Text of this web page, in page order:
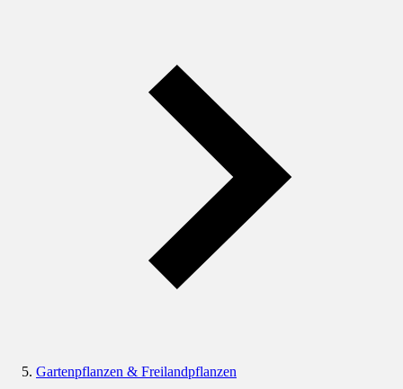
Gartenpflanzen & Freilandpflanzen